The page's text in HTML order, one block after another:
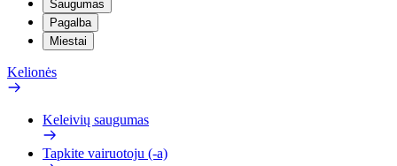
Saugumas
Pagalba
Miestai
Kelionės
Keleivių saugumas
Tapkite vairuotoju (-a)